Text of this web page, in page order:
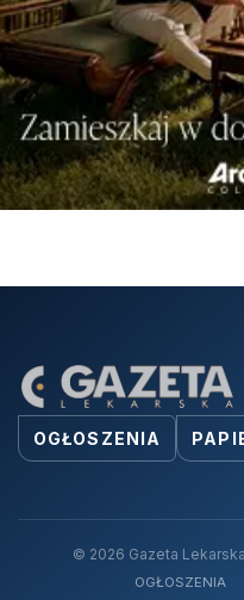
OGŁOSZENIA
© 2026 Gazeta
OGŁOSZENIA